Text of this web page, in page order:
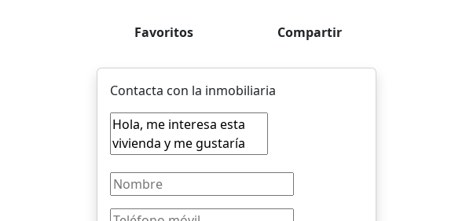
Favoritos Compartir
Contacta con la inmobiliaria